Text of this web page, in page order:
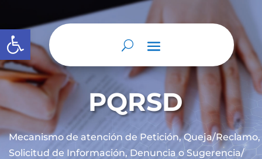
Abrir barra de herramientas
PQRSD
Mecanismo de atención de Petición, Queja/Reclamo,
Solicitud de Información, Denuncia o Sugerencia/